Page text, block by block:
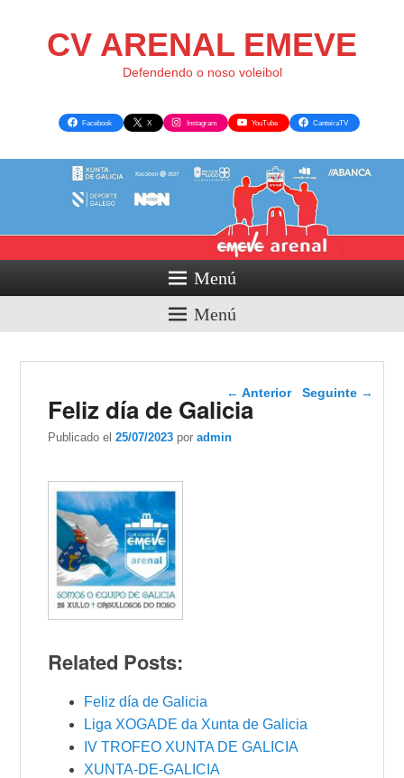
CV ARENAL EMEVE
Defendendo o noso voleibol
Facebook X Instagram YouTube CanteiraTV
Menú
Menú
Navegador de artigos
← Anterior Seguinte →
Feliz día de Galicia
Publicado el25/07/2023 poradmin
Related Posts:
Feliz día de Galicia
Liga XOGADE da Xunta de Galicia
IV TROFEO XUNTA DE GALICIA
XUNTA-DE-GALICIA